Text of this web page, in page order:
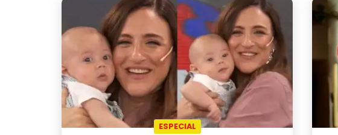
ESPECIAL